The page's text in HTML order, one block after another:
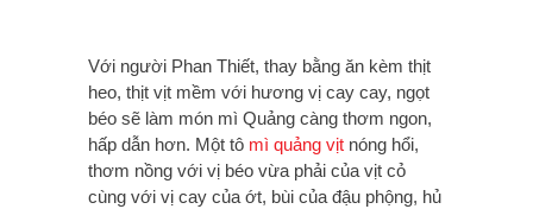
Với người Phan Thiết, thay bằng ăn kèm thịt
heo, thịt vịt mềm với hương vị cay cay, ngọt
béo sẽ làm món mì Quảng càng thơm ngon,
hấp dẫn hơn. Một tô mì quảng vịt nóng hổi,
thơm nồng với vị béo vừa phải của vịt cỏ
cùng với vị cay của ớt, bùi của đậu phộng, hủ